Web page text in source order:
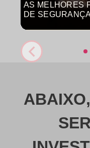
AS MELHORES
DE